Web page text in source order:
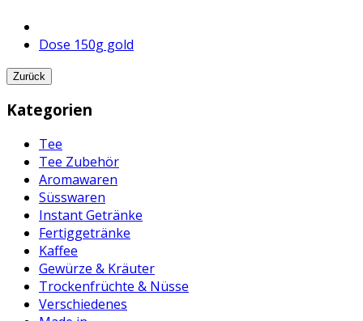
Dose 150g gold
Zurück
Kategorien
Tee
Tee Zubehör
Aromawaren
Süsswaren
Instant Getränke
Fertiggetränke
Kaffee
Gewürze & Kräuter
Trockenfrüchte & Nüsse
Verschiedenes